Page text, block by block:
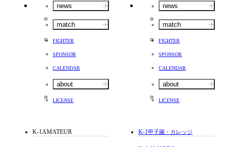
news
match
FIGHTER
SPONSOR
CALENDAR
about
LICENSE
news
match
FIGHTER
SPONSOR
CALENDAR
about
LICENSE
K-1AMATEUR K-1甲子園・カレッジ